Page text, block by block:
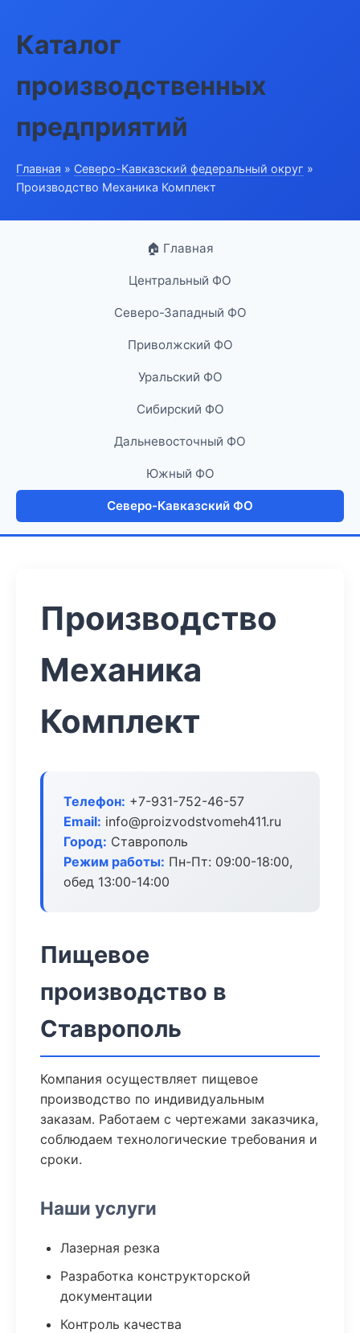
Каталог
производственных
предприятий
Главная » Северо-Кавказский федеральный округ »
Производство Механика Комплект
🏠 Главная
Центральный ФО
Северо-Западный ФО
Приволжский ФО
Уральский ФО
Сибирский ФО
Дальневосточный ФО
Южный ФО
Северо-Кавказский ФО
Производство
Механика
Комплект
Телефон: +7-931-752-46-57
Email: info@proizvodstvomeh411.ru
Город: Ставрополь
Режим работы: Пн-Пт: 09:00-18:00,
обед 13:00-14:00
Пищевое
производство в
Ставрополь
Компания осуществляет пищевое
производство по индивидуальным
заказам. Работаем с чертежами заказчика,
соблюдаем технологические требования и
сроки.
Наши услуги
Лазерная резка
Разработка конструкторской
документации
Контроль качества